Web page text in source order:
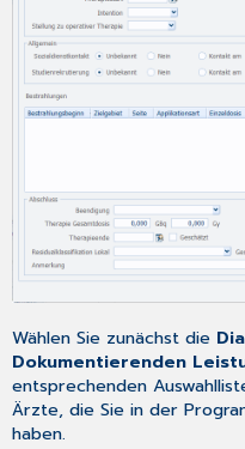
Wählen Sie zunächst die
Dokumentierenden
entsprechenden
Ärzte, die Sie in der
haben.